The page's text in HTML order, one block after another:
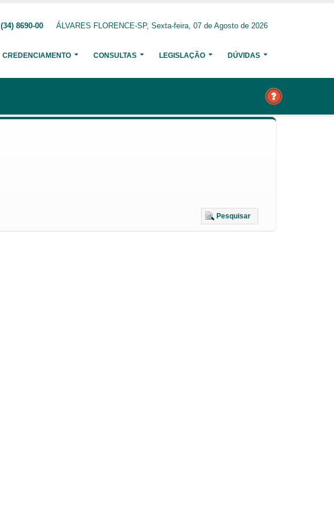
(34) 8690-00 ÁLVARES FLORENCE-SP, Sexta-feira, 07 de Agosto de 2026
CREDENCIAMENTO CONSULTAS LEGISLAÇÃO DÚVIDAS
Pesquisar